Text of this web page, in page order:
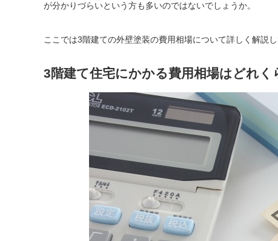
が分かりづらいという方も多いのではないでしょうか。
ここでは3階建ての外壁塗装の費用相場について詳しく解説し
3階建て住宅にかかる費用相場はどれく